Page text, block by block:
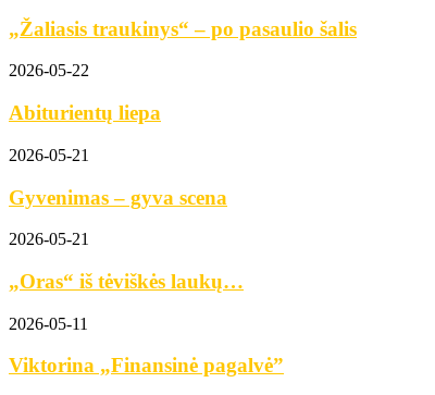
„Žaliasis traukinys“ – po pasaulio šalis
2026-05-22
Abiturientų liepa
2026-05-21
Gyvenimas – gyva scena
2026-05-21
„Oras“ iš tėviškės laukų…
2026-05-11
Viktorina „Finansinė pagalvė”